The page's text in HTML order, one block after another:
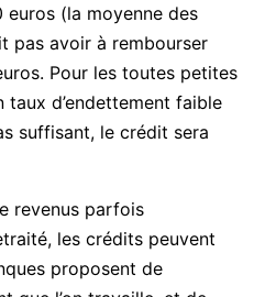
(la moyenne des
pas avoir à rembourser
Pour les toutes petites
taux d’endettement faible
suffisant, le crédit sera
revenus parfois
les crédits peuvent
proposent de